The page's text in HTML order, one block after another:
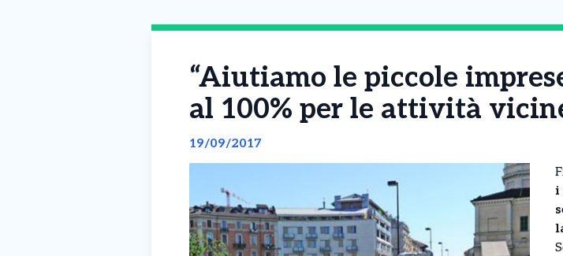
“Aiutiamo le piccole
al 100% per le attività
19/09/2017
i